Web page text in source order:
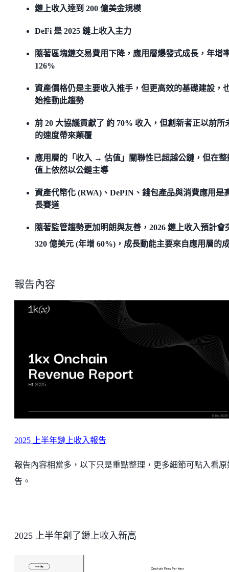
鏈上收入達到 200 億美金規模
DeFi 是 2025 鏈上收入主力
隨著區塊鏈交易費用下降，應用層爆發式成長，年增
126%
資產價格仍是主要收入推手，但更高效的基礎建設，
始推動此趨勢
前 20 大協議貢獻了 約 70% 收入，但創新者正以前所
的速度帶來顛覆
應用層的「收入 → 估值」關聯性已超越公鏈，但在整
值上依然以公鏈主導
資產代幣化 (RWA)、DePIN、錢包產品與消費應用是
長賽道
隨著監管趨勢更加明朗與友善，2026 鏈上收入預計會
320 億美元 (年增 60%)，成長動能主要來自應用層的
報告內容
2025 上半年鏈上收入報告
報告內容相當多，以下只是重點整理，更多細節可點入看原
告。
2025 上半年創了鏈上收入新高